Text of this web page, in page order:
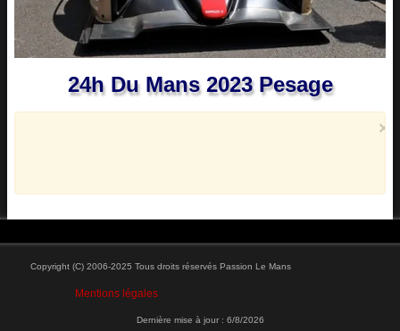
24h Du Mans 2023 Pesage
×
Copyright (C) 2006-2025 Tous droits réservés Passion Le Mans
Mentions légales
Dernière mise à jour : 6/8/2026